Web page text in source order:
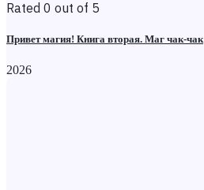
Rated 0 out of 5
Привет магия! Книга вторая. Маг чак-чак
2026